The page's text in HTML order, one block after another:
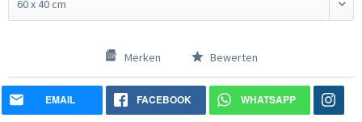
Merken Bewerten
EMAIL FACEBOOK WHATSAPP